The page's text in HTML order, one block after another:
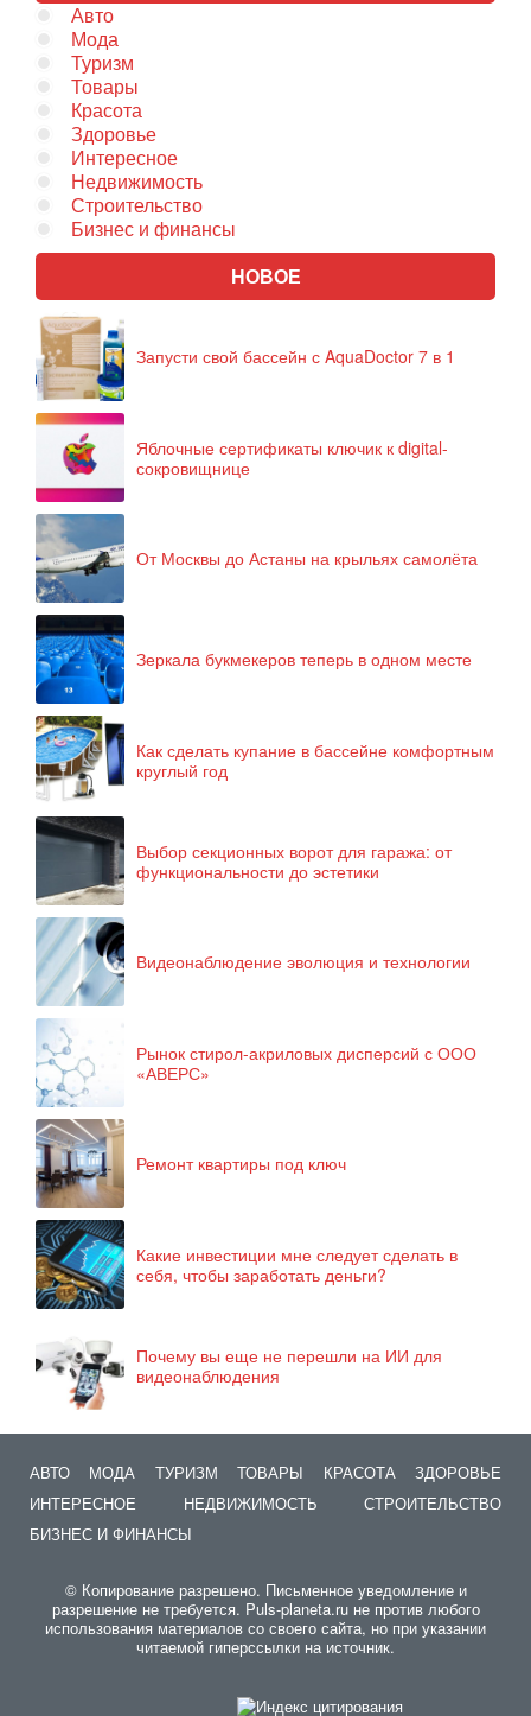
Авто
Мода
Туризм
Товары
Красота
Здоровье
Интересное
Недвижимость
Строительство
Бизнес и финансы
НОВОЕ
Запусти свой бассейн с AquaDoctor 7 в 1
Яблочные сертификаты ключик к digital-
сокровищнице
От Москвы до Астаны на крыльях самолёта
Зеркала букмекеров теперь в одном месте
Как сделать купание в бассейне комфортным
круглый год
Выбор секционных ворот для гаража: от
функциональности до эстетики
Видеонаблюдение эволюция и технологии
Рынок стирол-акриловых дисперсий с ООО
«АВЕРС»
Ремонт квартиры под ключ
Какие инвестиции мне следует сделать в
себя, чтобы заработать деньги?
Почему вы еще не перешли на ИИ для
видеонаблюдения
АВТО МОДА ТУРИЗМ ТОВАРЫ КРАСОТА
ЗДОРОВЬЕ
ИНТЕРЕСНОЕ
НЕДВИЖИМОСТЬ
СТРОИТЕЛЬСТВО
БИЗНЕС И ФИНАНСЫ
© Копирование разрешено. Письменное уведомление и
разрешение не требуется. Puls-planeta.ru не против любого
использования материалов со своего сайта, но при указании
читаемой гиперссылки на источник.